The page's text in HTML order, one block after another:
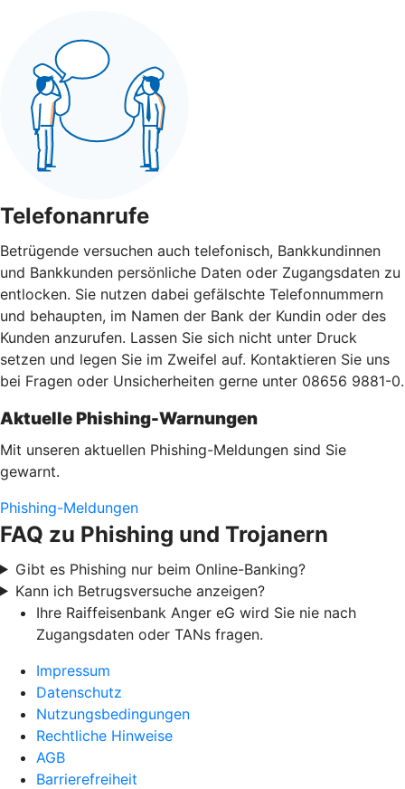
Telefonanrufe
Betrügende versuchen auch telefonisch, Bankkundinnen
und Bankkunden persönliche Daten oder Zugangsdaten zu
entlocken. Sie nutzen dabei gefälschte Telefonnummern
und behaupten, im Namen der Bank der Kundin oder des
Kunden anzurufen. Lassen Sie sich nicht unter Druck
setzen und legen Sie im Zweifel auf. Kontaktieren Sie uns
bei Fragen oder Unsicherheiten gerne unter 08656 9881-0.
Aktuelle Phishing-Warnungen
Mit unseren aktuellen Phishing-Meldungen sind Sie
gewarnt.
Phishing-Meldungen
FAQ zu Phishing und Trojanern
Gibt es Phishing nur beim Online-Banking?
Kann ich Betrugsversuche anzeigen?
Ihre Raiffeisenbank Anger eG wird Sie nie nach
Zugangsdaten oder TANs fragen.
Impressum
Datenschutz
Nutzungsbedingungen
Rechtliche Hinweise
AGB
Barrierefreiheit